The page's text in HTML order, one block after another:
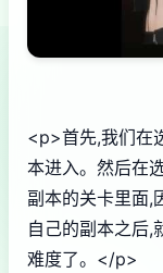
<p>首先,我们在
本进入。然后在
副本的关卡里面,
自己的副本之后,
难度了。</p>